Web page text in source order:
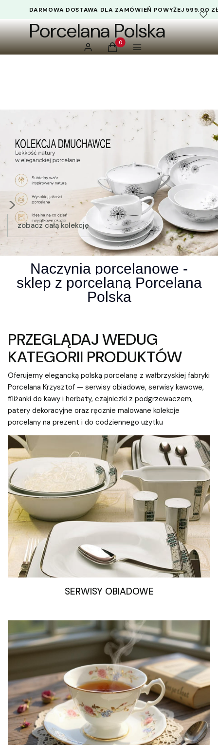
DOSTAWA DLA ZAMÓWIEŃ POWYŻEJ 599,00
Porcelana Polska
Zaloguj sięProdukty w koszyku: 0. Zobacz
Koszyk Menu
>
zobacz całą kolekcję
Naczynia porcelanowe -
sklep z porcelaną Porcelana
Polska
PRZEGLĄDAJ WEDUG
KATEGORII PRODUKTÓW
Oferujemy elegancką polską porcelanę z wałbrzyskiej fabryki
Porcelana Krzysztof — serwisy obiadowe, serwisy kawowe,
filiżanki do kawy i herbaty, czajniczki z podgrzewaczem,
patery dekoracyjne oraz ręcznie malowane kolekcje
porcelany na prezent i do codziennego użytku
SERWISY OBIADOWE